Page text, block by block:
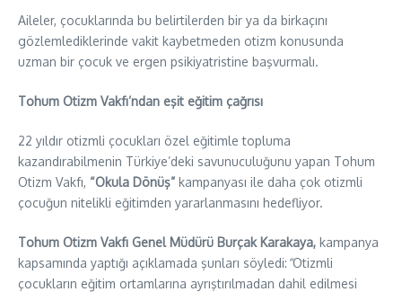
Aileler, çocuklarında bu belirtilerden bir ya da birkaçını
gözlemlediklerinde vakit kaybetmeden otizm konusunda
uzman bir çocuk ve ergen psikiyatristine başvurmalı.
Tohum Otizm Vakfı’ndan eşit eğitim çağrısı
22 yıldır otizmli çocukları özel eğitimle topluma
kazandırabilmenin Türkiye’deki savunuculuğunu yapan Tohum
Otizm Vakfı, “Okula Dönüş” kampanyası ile daha çok otizmli
çocuğun nitelikli eğitimden yararlanmasını hedefliyor.
Tohum Otizm Vakfı Genel Müdürü Burçak Karakaya, kampanya
kapsamında yaptığı açıklamada şunları söyledi: “Otizmli
çocukların eğitim ortamlarına ayrıştırılmadan dahil edilmesi